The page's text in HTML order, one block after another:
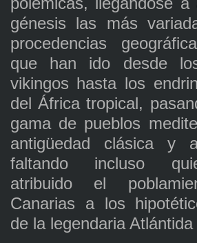
génesis las más
procedencias
que han ido desde
vikingos hasta los
del África tropical,
gama de pueblos
antigüedad clásica y
faltando incluso
atribuido el
Canarias a los
de la legendaria